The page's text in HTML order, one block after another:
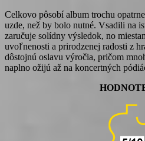
Celkovo pôsobí album trochu
uzde, než by bolo nutné. Vsadili na
zaručuje solídny výsledok, no
uvoľnenosti a prirodzenej radosti z
dôstojnú oslavu výročia, pričom
naplno ožijú až na koncertných